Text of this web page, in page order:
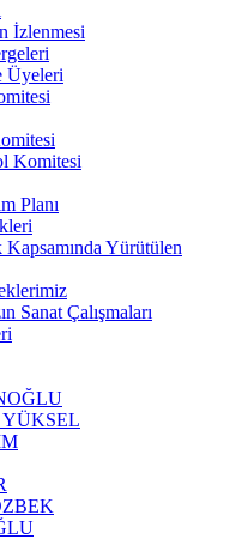
İzlenmesi
Üyeleri
Komitesi
Planı
Yürütülen
Sanat Çalışmaları